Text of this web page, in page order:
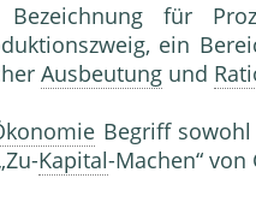
Bezeichnung für
ein
Ausbeutung und
Begriff
Kapital-Machen“ von